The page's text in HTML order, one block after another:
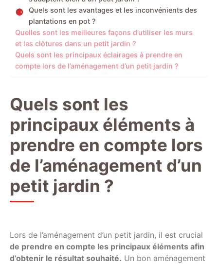
Quels sont les avantages et les inconvénients des
plantations en pot ?
Quelles sont les meilleures façons d’utiliser les murs
et les clôtures dans un petit jardin ?
Quels sont les principaux éclairages à prendre en
compte lors de l’aménagement d’un petit jardin ?
Quels sont les
principaux éléments à
prendre en compte lors
de l’aménagement d’un
petit jardin ?
Lors de l’aménagement d’un petit jardin, il est crucial
de prendre en compte les principaux éléments afin
d’obtenir le résultat souhaité. Un bon aménagement